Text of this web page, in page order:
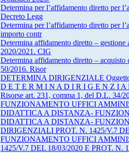
Determina per l’affidamento diretto per
Decreto Legg
Determina per l’affidamento diretto per
importo contr
Determina affidamento diretto –
2020/2021. CIG
Determina affidamento diretto –
50/2016. Risor
DETERMINA DIRIGENZIALE
D E T E R M I N A D I R I G E N Z I A
Risorse art. 231, comma 1, del D.L. 34/
FUNZIONAMENTO UFFICI
DIDATTICA A DISTANZA-
DIDATTICA A DISTANZA-
DIRIGENZIALI PROT. N. 1425/V.7
FUNZIONAMENTO UFFICI
1425/V.7 DEL 18/03/2020 E PROT. N.